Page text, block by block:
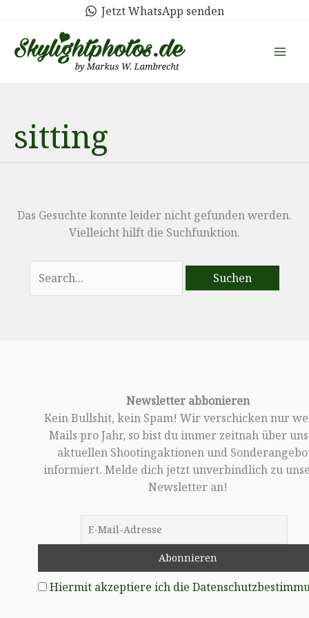
springen
Jetzt WhatsApp senden
sitting
Das Gesuchte konnte leider nicht gefunden werden.
Vielleicht hilft die Suchfunktion.
nach:
Newsletter abbonieren
Kein Bullshit, kein Spam! Wir verschicken nur
Mails pro Jahr, so bist du immer zeitnah über
aktuellen Shootingaktionen und
informiert. Melde dich jetzt unverbindlich zu
Newsletter an!
Hiermit akzeptiere ich die